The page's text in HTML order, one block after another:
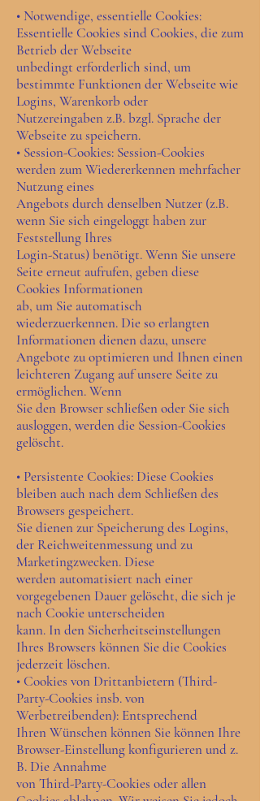
• Notwendige, essentielle Cookies:
Essentielle Cookies sind Cookies, die zum
Betrieb der Webseite
unbedingt erforderlich sind, um
bestimmte Funktionen der Webseite wie
Logins, Warenkorb oder
Nutzereingaben z.B. bzgl. Sprache der
Webseite zu speichern.
• Session-Cookies: Session-Cookies
werden zum Wiedererkennen mehrfacher
Nutzung eines
Angebots durch denselben Nutzer (z.B.
wenn Sie sich eingeloggt haben zur
Feststellung Ihres
Login-Status) benötigt. Wenn Sie unsere
Seite erneut aufrufen, geben diese
Cookies Informationen
ab, um Sie automatisch
wiederzuerkennen. Die so erlangten
Informationen dienen dazu, unsere
Angebote zu optimieren und Ihnen einen
leichteren Zugang auf unsere Seite zu
ermöglichen. Wenn
Sie den Browser schließen oder Sie sich
ausloggen, werden die Session-Cookies
gelöscht.
• Persistente Cookies: Diese Cookies
bleiben auch nach dem Schließen des
Browsers gespeichert.
Sie dienen zur Speicherung des Logins,
der Reichweitenmessung und zu
Marketingzwecken. Diese
werden automatisiert nach einer
vorgegebenen Dauer gelöscht, die sich je
nach Cookie unterscheiden
kann. In den Sicherheitseinstellungen
Ihres Browsers können Sie die Cookies
jederzeit löschen.
• Cookies von Drittanbietern (Third-
Party-Cookies insb. von
Werbetreibenden): Entsprechend
Ihren Wünschen können Sie können Ihre
Browser-Einstellung konfigurieren und z.
B. Die Annahme
von Third-Party-Cookies oder allen